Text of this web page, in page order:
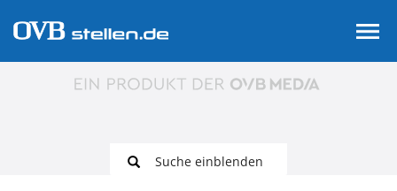
Suche einblenden